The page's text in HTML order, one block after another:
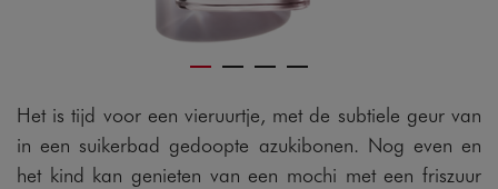
Het is tijd voor een vieruurtje, met de subtiele geur van
in een suikerbad gedoopte azukibonen. Nog even en
het kind kan genieten van een mochi met een friszuur